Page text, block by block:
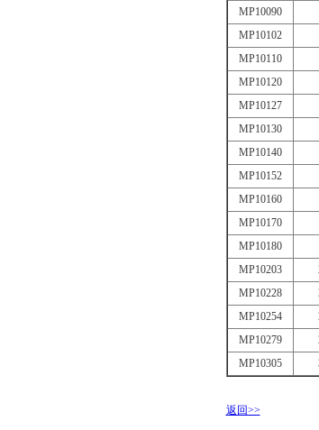
MP10090
MP10102
MP10110
MP10120
MP10127
MP10130
MP10140
MP10152
MP10160
MP10170
MP10180
MP10203
MP10228
MP10254
MP10279
MP10305
返回>>